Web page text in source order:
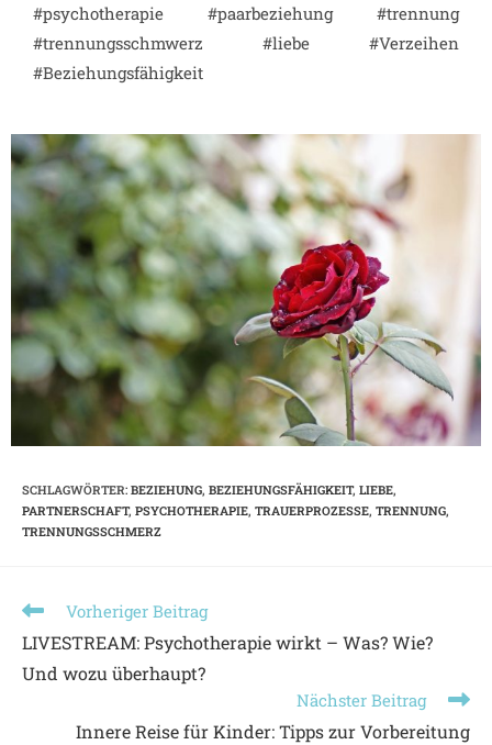
#psychotherapie #paarbeziehung #trennung
#trennungsschmwerz #liebe #Verzeihen
#Beziehungsfähigkeit
SCHLAGWÖRTER: BEZIEHUNG, BEZIEHUNGSFÄHIGKEIT, LIEBE,
PARTNERSCHAFT, PSYCHOTHERAPIE, TRAUERPROZESSE, TRENNUNG,
TRENNUNGSSCHMERZ
Vorheriger Beitrag
LIVESTREAM: Psychotherapie wirkt – Was? Wie?
Und wozu überhaupt?
Nächster Beitrag
Innere Reise für Kinder: Tipps zur Vorbereitung